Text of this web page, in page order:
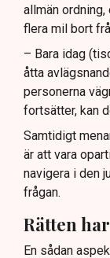
allmän
flera mil bort
– Bara idag
åtta
personerna
fortsätter, kan
Samtidigt
är att vara
navigera i den
frågan.
Rätten
En sådan